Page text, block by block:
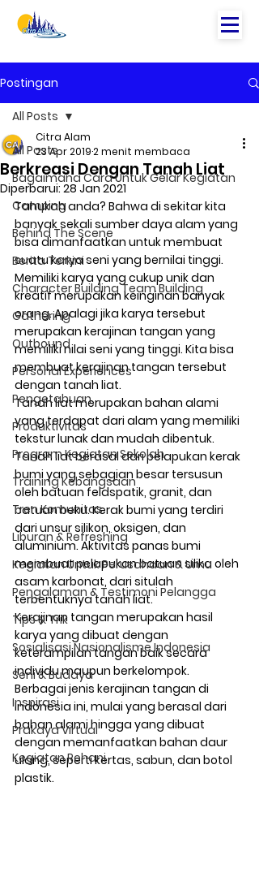
Postingan
All Posts
Bagaimana Cara Untuk Gelar Kegiatan
Camping
Behind The Scene
Berita Terkini
Character Building Team Building
Gathering
Outbound
Personal Experiences
Pengetahuan
Produktivitas
Program Kegiatan Sekolah
Training Kebangsaan
Tren Komunitas
Liburan & Refreshing
Kegiatan Untuk Perusahaan & Umu
Pengalaman & Testimoni Pelangga
Tips & Trik
Sosialisasi Nasionalisme Indonesia
Seni & Budaya
Inspirasi
Prakaya Virtual
Kegiatan Rohani
All Posts
Berkreasi Dengan Tanah Liat
Citra Alam
23 Apr 20192 menit membaca
Diperbarui: 28 Jan 2021
Tahukah anda? Bahwa di sekitar kita
banyak sekali sumber daya alam yang
bisa dimanfaatkan untuk membuat
suatu karya seni yang bernilai tinggi.
Memiliki karya yang cukup unik dan
kreatif merupakan keinginan banyak
orang. Apalagi jika karya tersebut
merupakan kerajinan tangan yang
memiliki nilai seni yang tinggi. Kita bisa
membuat kerajinan tangan tersebut
dengan tanah liat.
Tanah liat merupakan bahan alami
yang terdapat dari alam yang memiliki
tekstur lunak dan mudah dibentuk.
Tanah liat berasal dari pelapukan kerak
bumi yang sebagian besar tersusun
oleh batuan feldspatik, granit, dan
batuan beku. Kerak bumi yang terdiri
dari unsur silikon, oksigen, dan
aluminium. Aktivitas panas bumi
membuat pelapukan batuan silika oleh
asam karbonat, dari situlah
terbentuknya tanah liat.
Kerajinan tangan merupakan hasil
karya yang dibuat dengan
keterampilan tangan baik secara
individu maupun berkelompok.
Berbagai jenis kerajinan tangan di
Indonesia ini, mulai yang berasal dari
bahan alami hingga yang dibuat
dengan memanfaatkan bahan daur
ulang, seperti kertas, sabun, dan botol
plastik.